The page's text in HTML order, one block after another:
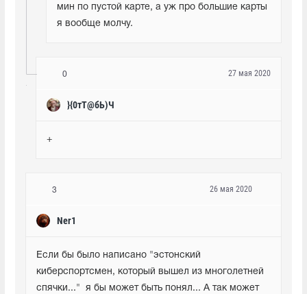
мин по пустой карте, а уж про большие карты
я вообще молчу.
0
}{0тТ@бЬ)Ч
27 мая 2020
+
3
Ner1
26 мая 2020
Если бы было написано "эстонский
киберспортсмен, который вышел из многолетней
спячки..."  я бы может быть понял... А так может